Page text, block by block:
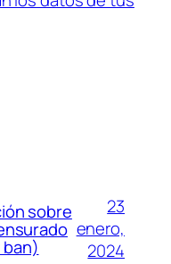
sobre
23
enero,
2024